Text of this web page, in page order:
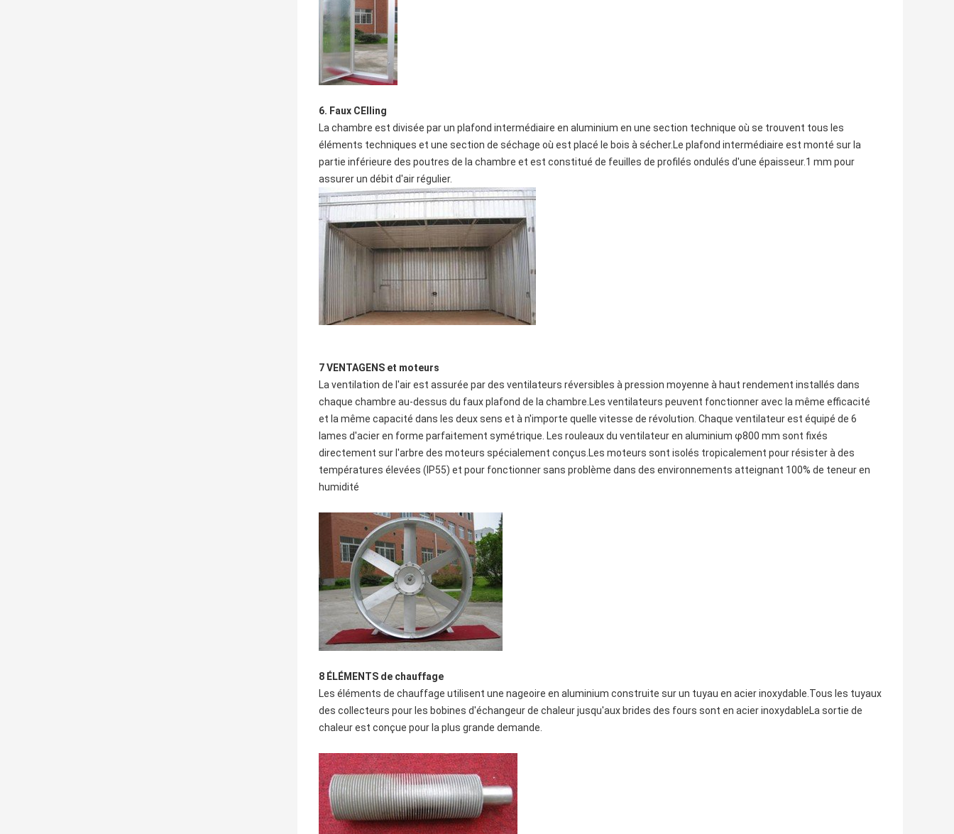
6. Faux CE Iling
La chambre est divisée par un plafond intermédiaire en aluminium en une section technique où se trouvent tous les
éléments techniques et une section de séchage où est placé le bois à sécher.Le plafond intermédiaire est monté sur la
partie inférieure des poutres de la chambre et est constitué de feuilles de profilés ondulés d'une épaisseur.1 mm pour
assurer un débit d'air régulier.
7 VENTAGENS et moteurs
La ventilation de l'air est assurée par des ventilateurs réversibles à pression moyenne à haut rendement installés dans
chaque chambre au-dessus du faux plafond de la chambre.Les ventilateurs peuvent fonctionner avec la même efficacité
et la même capacité dans les deux sens et à n'importe quelle vitesse de révolution. Chaque ventilateur est équipé de 6
lames d'acier en forme parfaitement symétrique. Les rouleaux du ventilateur en aluminium φ800 mm sont fixés
directement sur l'arbre des moteurs spécialement conçus.Les moteurs sont isolés tropicalement pour résister à des
températures élevées (IP55) et pour fonctionner sans problème dans des environnements atteignant 100% de teneur en
humidité
8 ÉLÉMENTS de chauffage
Les éléments de chauffage utilisent une nageoire en aluminium construite sur un tuyau en acier inoxydable.Tous les tuyaux
des collecteurs pour les bobines d'échangeur de chaleur jusqu'aux brides des fours sont en acier inoxydableLa sortie de
chaleur est conçue pour la plus grande demande.